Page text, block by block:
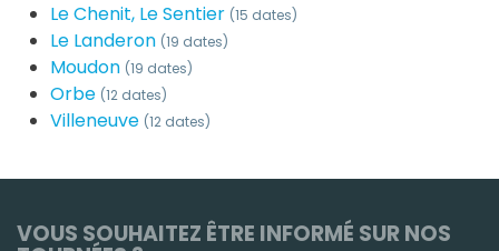
Le Chenit, Le Sentier (15 dates)
Le Landeron (19 dates)
Moudon (19 dates)
Orbe (12 dates)
Villeneuve (12 dates)
VOUS SOUHAITEZ ÊTRE INFORMÉ SUR NOS